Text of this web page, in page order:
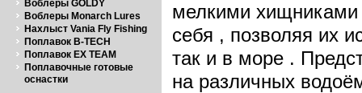
Воблеры GOLDY
Воблеры Monarch Lures
Нахлыст Vania Fly Fishing
Поплавок B-TECH
Поплавок EX TEAM
Поплавочные готовые
оснастки
мелкими хищниками
себя , позволяя их
так и в море .
на различных